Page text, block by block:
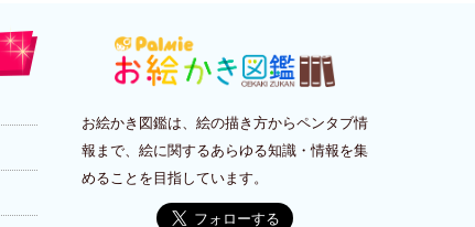
お絵かき図鑑は、絵の描き方からペンタブ情
報まで、絵に関するあらゆる知識・情報を集
めることを目指しています。